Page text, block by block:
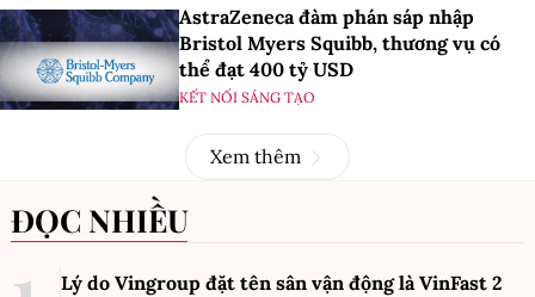
AstraZeneca đàm phán sáp nhập
Bristol Myers Squibb, thương vụ có
thể đạt 400 tỷ USD
KẾT NỐI SÁNG TẠO
Xem thêm
ĐỌC NHIỀU
Lý do Vingroup đặt tên sân vận động là VinFast 2